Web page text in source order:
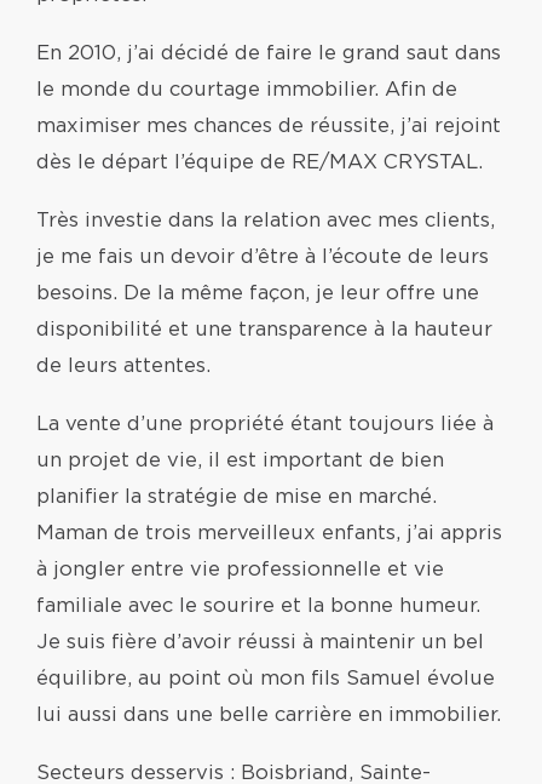
En 2010, j’ai décidé de faire le grand saut dans
le monde du courtage immobilier. Afin de
maximiser mes chances de réussite, j’ai rejoint
dès le départ l’équipe de RE/MAX CRYSTAL.
Très investie dans la relation avec mes clients,
je me fais un devoir d’être à l’écoute de leurs
besoins. De la même façon, je leur offre une
disponibilité et une transparence à la hauteur
de leurs attentes.
La vente d’une propriété étant toujours liée à
un projet de vie, il est important de bien
planifier la stratégie de mise en marché.
Maman de trois merveilleux enfants, j’ai appris
à jongler entre vie professionnelle et vie
familiale avec le sourire et la bonne humeur.
Je suis fière d’avoir réussi à maintenir un bel
équilibre, au point où mon fils Samuel évolue
lui aussi dans une belle carrière en immobilier.
Secteurs desservis : Boisbriand, Sainte-